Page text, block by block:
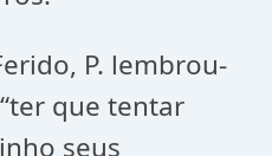
lembrou-
que tentar
seus